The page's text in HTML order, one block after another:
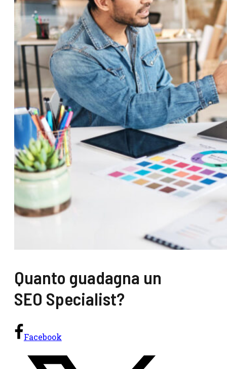
Quanto guadagna un
SEO Specialist?
Facebook